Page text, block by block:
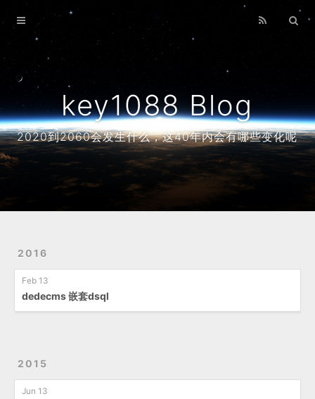
key1088 Blog
2020到2060会发生什么，这40年内会有哪些变化呢
2016
Feb 13
dedecms 嵌套dsql
2015
Jun 13
Home
About